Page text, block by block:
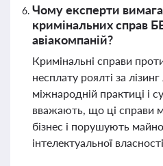
Чому експерти
кримінальних справ
авіакомпаній?
Кримінальні справи
несплату роялті за лізинг
міжнародній практиці і
вважають, що ці справи
бізнес і порушують
інтелектуальної